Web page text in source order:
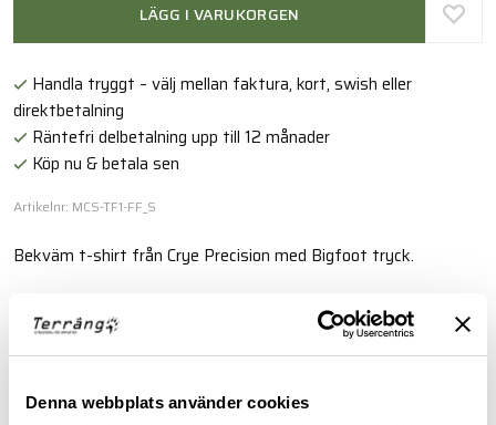
Denna webbplats använder cookies
LÄGG I VARUKORGEN
Handla tryggt – välj mellan faktura, kort, swish eller
direktbetalning
Räntefri delbetalning upp till 12 månader
Köp nu & betala sen
Artikelnr: MCS-TF1-FF_S
Bekväm t-shirt från Crye Precision med Bigfoot tryck.
BESKRIVNING